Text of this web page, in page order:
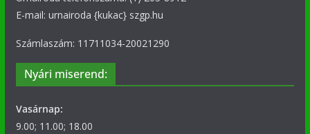
E-mail: urnairoda {kukac} szgp.hu
Számlaszám: 11711034-20021290
Nyári miserend:
Vasárnap:
9.00; 11.00; 18.00